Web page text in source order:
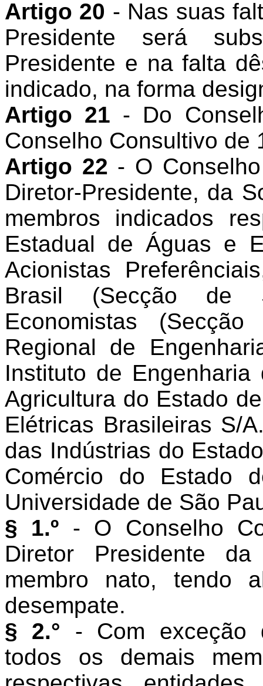
Artigo 20 - Nas suas
Presidente será
Presidente e na falta
indicado, na forma
Artigo 21 - Do
Conselho Consultivo de
Artigo 22 - O
Diretor-Presidente, da
membros indicados
Estadual de Águas e
Acionistas
Brasil (Secção de
Economistas
Regional de
Instituto de
Agricultura do Estado
Elétricas Brasileiras S/
das Indústrias do
Comércio do Estado
Universidade de São
§ 1.º - O Conselho
Diretor Presidente
membro nato, tendo
desempate.
§ 2.° - Com exceção
todos os demais